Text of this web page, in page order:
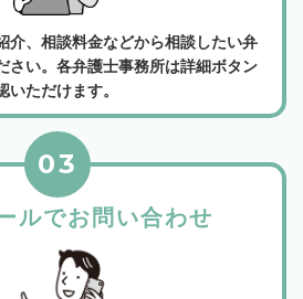
介、相談料金などから相談したい弁
さい。各弁護士事務所は詳細ボタン
ただけます。
ルでお問い合わせ
03